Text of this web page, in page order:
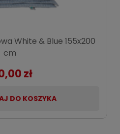
White & Blue 155x200
cm
zł
DO KOSZYKA